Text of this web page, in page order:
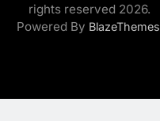
rights reserved 2026.
Powered By BlazeThemes